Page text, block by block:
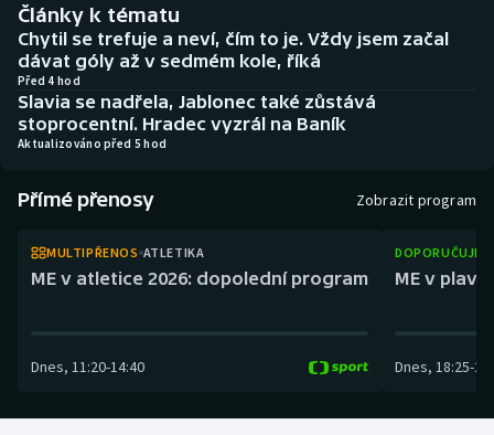
Basketbal
Biatlon
Boby a skeleton
Box
Curling
Historické návraty
Aplikace ČT sport
AZ kvíz
Články k tématu
Chytil se trefuje a neví, čím to je. Vždy jsem začal
dávat góly až v sedmém kole, říká
Před 4 hod
Slavia se nadřela, Jablonec také zůstává
stoprocentní. Hradec vyzrál na Baník
Aktualizováno před 5 hod
Přímé přenosy Zobrazit program
MULTIPŘENOS ATLETIKA
ME v atletice 2026: dopolední program
Dnes, 11:20-14:40
ME v
Dnes, 18:25-